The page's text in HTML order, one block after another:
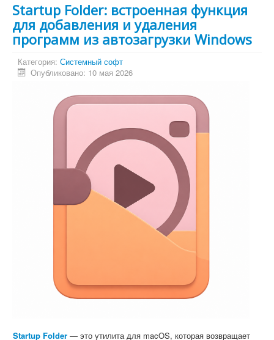
Startup Folder: встроенная функция
для добавления и удаления
программ из автозагрузки Windows
Категория: Системный софт
Опубликовано: 10 мая 2026
Startup Folder — это утилита для macOS, которая возвращает